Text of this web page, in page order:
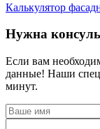
Калькулятор
Нужна
Если вам
данные! Наши
минут.